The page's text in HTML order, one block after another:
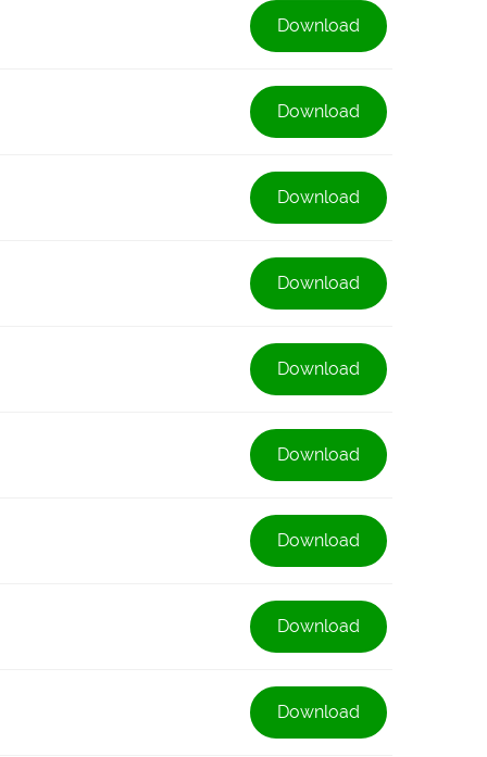
Download
Download
Download
Download
Download
Download
Download
Download
Download